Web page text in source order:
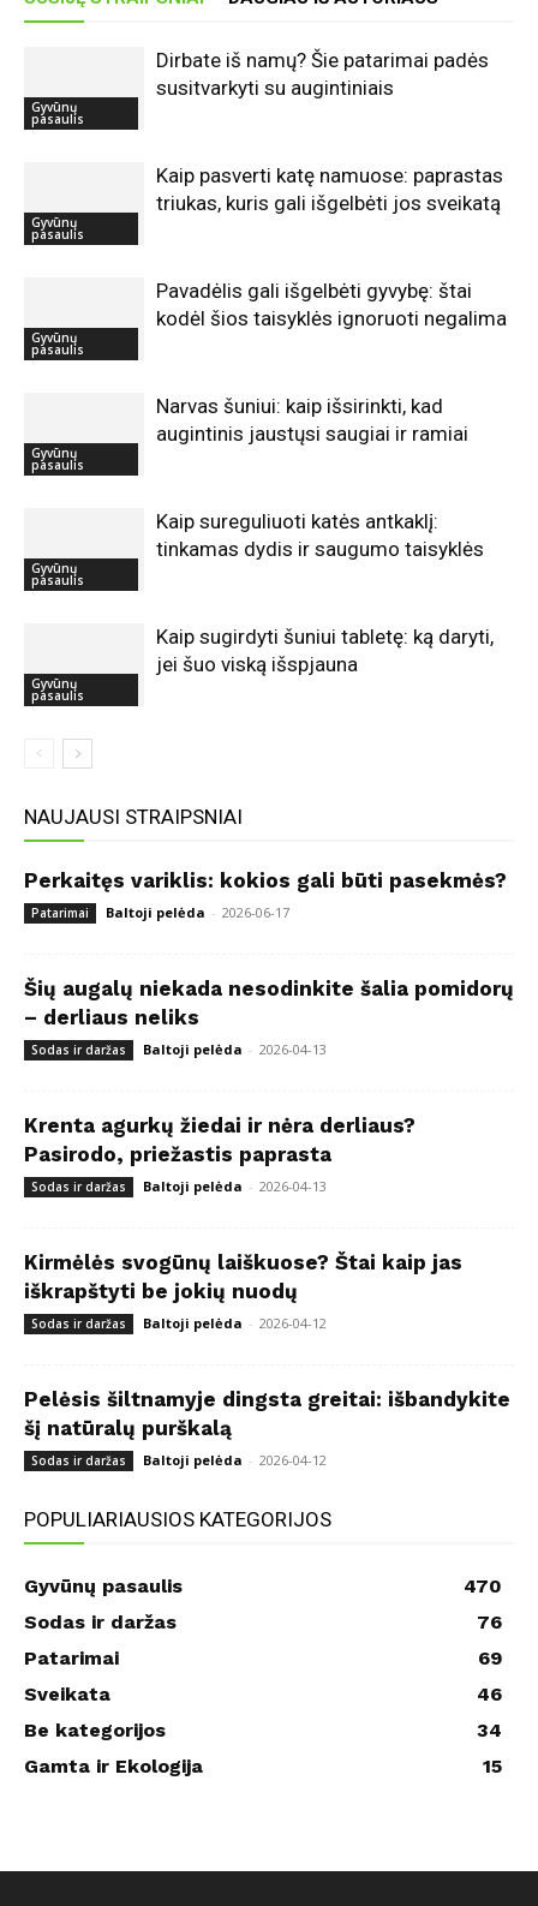
Gyvūnų
pasaulis
Dirbate iš namų? Šie patarimai padės
susitvarkyti su augintiniais
Gyvūnų
pasaulis
Kaip pasverti katę namuose: paprastas
triukas, kuris gali išgelbėti jos sveikatą
Gyvūnų
pasaulis
Pavadėlis gali išgelbėti gyvybę: štai
kodėl šios taisyklės ignoruoti negalima
Gyvūnų
pasaulis
Narvas šuniui: kaip išsirinkti, kad
augintinis jaustųsi saugiai ir ramiai
Gyvūnų
pasaulis
Kaip sureguliuoti katės antkaklį:
tinkamas dydis ir saugumo taisyklės
Gyvūnų
pasaulis
Kaip sugirdyti šuniui tabletę: ką daryti,
jei šuo viską išspjauna
NAUJAUSI STRAIPSNIAI
Perkaitęs variklis: kokios gali būti pasekmės?
Patarimai Baltoji pelėda - 2026-06-17
Šių augalų niekada nesodinkite šalia pomidorų
– derliaus neliks
Sodas ir daržas Baltoji pelėda - 2026-04-13
Krenta agurkų žiedai ir nėra derliaus?
Pasirodo, priežastis paprasta
Sodas ir daržas Baltoji pelėda - 2026-04-13
Kirmėlės svogūnų laiškuose? Štai kaip jas
iškrapštyti be jokių nuodų
Sodas ir daržas Baltoji pelėda - 2026-04-12
Pelėsis šiltnamyje dingsta greitai: išbandykite
šį natūralų purškalą
Sodas ir daržas Baltoji pelėda - 2026-04-12
POPULIARIAUSIOS KATEGORIJOS
Gyvūnų pasaulis
470
Sodas ir daržas
76
Patarimai
69
Sveikata
46
Be kategorijos
34
Gamta ir Ekologija
15